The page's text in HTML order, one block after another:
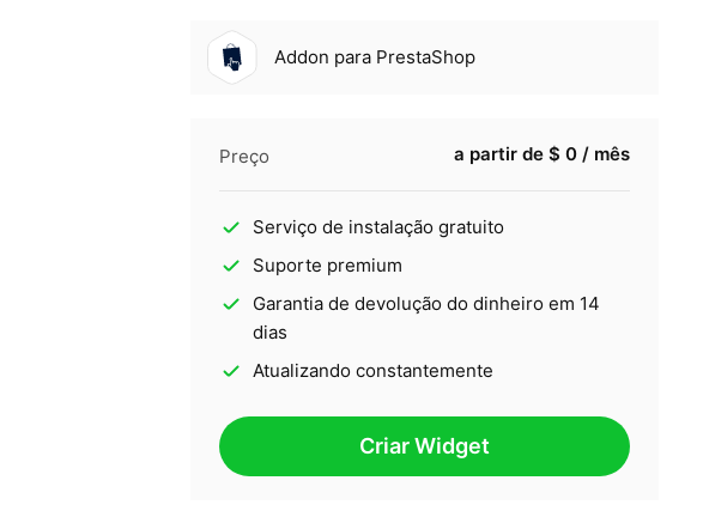
Addon para PrestaShop
Preço a partir de $ 0 / mês
Serviço de instalação gratuito
Suporte premium
Garantia de devolução do dinheiro em 14
dias
Atualizando constantemente
Criar Widget